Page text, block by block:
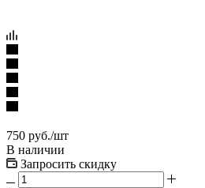
750 руб./шт
В наличии
Запросить скидку